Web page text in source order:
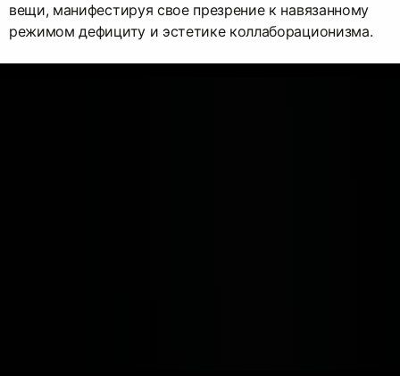
вещи, манифестируя свое презрение к навязанному
режимом дефициту и эстетике коллаборационизма.